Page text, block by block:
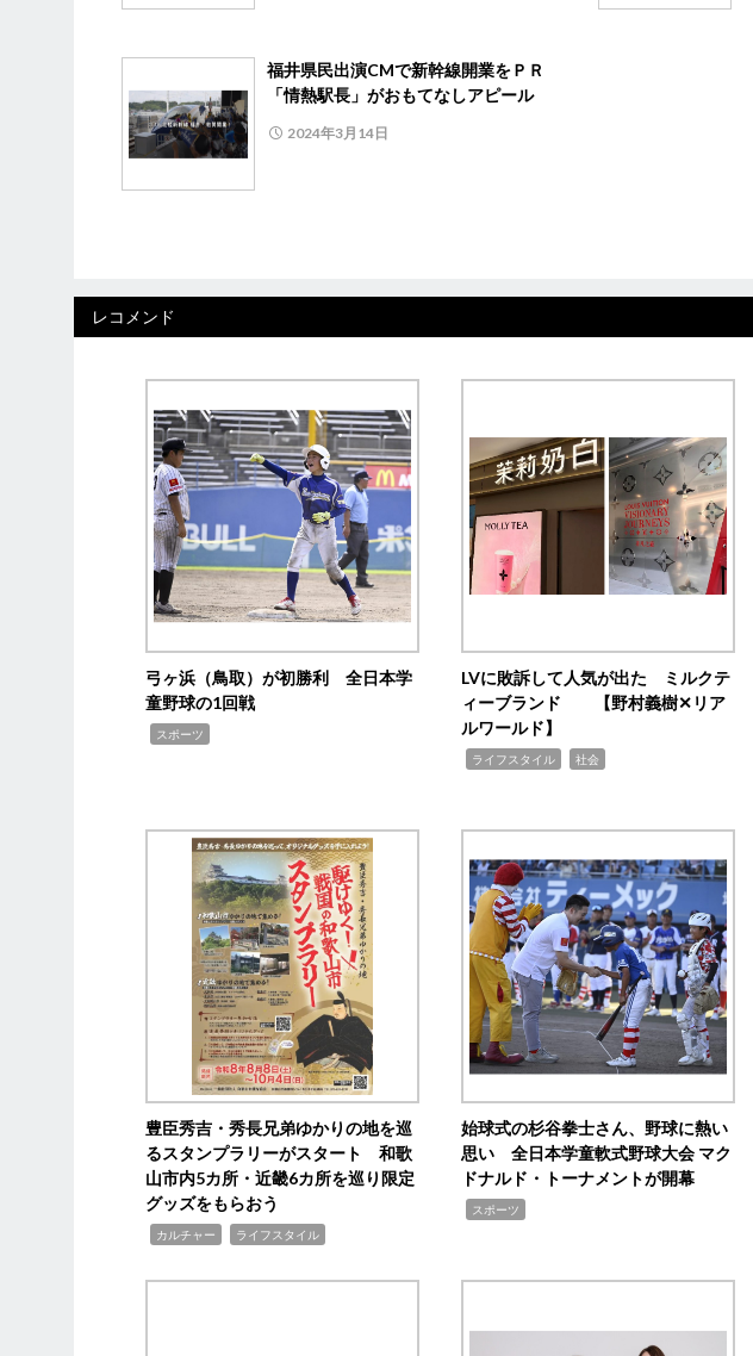
福井県民出演CMで新幹線開業をＰＲ
「情熱駅長」がおもてなしアピール
2024年3月14日
レコメンド
弓ヶ浜（鳥取）が初勝利 全日本学
童野球の1回戦
スポーツ
LVに敗訴して人気が出た ミルクテ
ィーブランド 【野村義樹✕リア
ルワールド】
ライフスタイル 社会
豊臣秀吉・秀長兄弟ゆかりの地を巡
るスタンプラリーがスタート 和歌
山市内5カ所・近畿6カ所を巡り限定
グッズをもらおう
カルチャー ライフスタイル
始球式の杉谷拳士さん、野球に熱い
思い 全日本学童軟式野球大会 マク
ドナルド・トーナメントが開幕
スポーツ